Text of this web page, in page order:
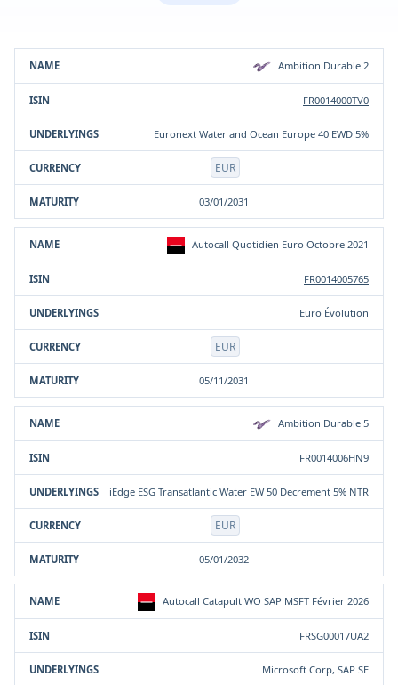
Prodotto Valuta Scadenza
Ambition Durable 2
FR0014000TV0
Euronext Water and Ocean Europe 40 EWD 5%
EUR
03/01/2031
Autocall Quotidien Euro Octobre 2021
FR0014005765
Euro Évolution
EUR
05/11/2031
Ambition Durable 5
FR0014006HN9
iEdge ESG Transatlantic Water EW 50 Decrement 5% NTR
EUR
05/01/2032
Autocall Catapult WO SAP MSFT Février 2026
FRSG00017UA2
Microsoft Corp, SAP SE